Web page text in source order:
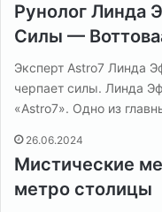
Рунолог Линда
Силы —
Эксперт Astro7 Линда
черпает силы. Линда
«Astro7». Одно из
26.06.2024
Мистические
метро столицы